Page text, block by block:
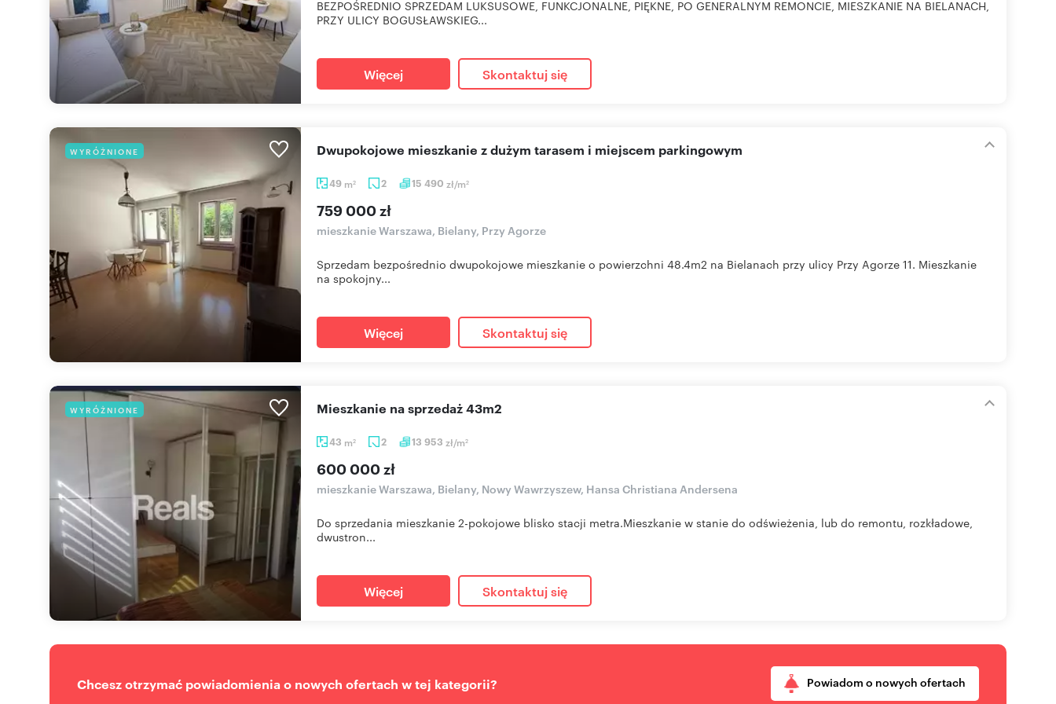
BEZPOŚREDNIO SPRZEDAM LUKSUSOWE, FUNKCJONALNE, PIĘKNE, PO GENERALNYM REMONCIE, MIESZKANIE NA BIELANACH,
PRZY ULICY BOGUSŁAWSKIEG...
Więcej Skontaktuj się
WYRÓŻNIONE
49 m2 2 15 490 zł/m2
Dwupokojowe mieszkanie z dużym tarasem i miejscem parkingowym
759 000 zł
mieszkanie Warszawa, Bielany, Przy Agorze
Sprzedam bezpośrednio dwupokojowe mieszkanie o powierzchni 48.4m2 na Bielanach przy ulicy Przy Agorze 11. Mieszkanie
na spokojny...
Więcej Skontaktuj się
WYRÓŻNIONE
43 m2 2 13 953 zł/m2
mieszkanie na sprzedaż 43m2
600 000 zł
mieszkanie Warszawa, Bielany, Nowy Wawrzyszew, Hansa Christiana Andersena
Do sprzedania mieszkanie 2-pokojowe blisko stacji metra.Mieszkanie w stanie do odświeżenia, lub do remontu, rozkładowe,
dwustron...
Więcej Skontaktuj się
Chcesz otrzymać powiadomienia o nowych ofertach w tej kategorii? Powiadom o nowych ofertach